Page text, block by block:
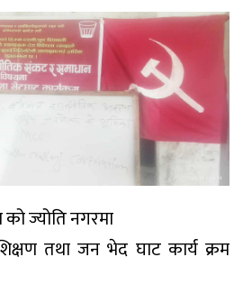
ज्योति नगरमा
तथा जन भेद घाट कार्य क्रम